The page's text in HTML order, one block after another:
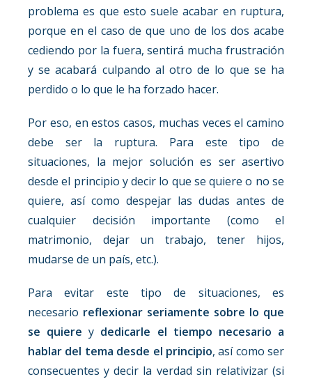
problema es que esto suele acabar en ruptura,
porque en el caso de que uno de los dos acabe
cediendo por la fuera, sentirá mucha frustración
y se acabará culpando al otro de lo que se ha
perdido o lo que le ha forzado hacer.
Por eso, en estos casos, muchas veces el camino
debe ser la ruptura. Para este tipo de
situaciones, la mejor solución es ser asertivo
desde el principio y decir lo que se quiere o no se
quiere, así como despejar las dudas antes de
cualquier decisión importante (como el
matrimonio, dejar un trabajo, tener hijos,
mudarse de un país, etc.).
Para evitar este tipo de situaciones, es
necesario reflexionar seriamente sobre lo que
se quierey dedicarle el tiempo necesario a
hablar del tema desde el principio, así como ser
consecuentes y decir la verdad sin relativizar (si